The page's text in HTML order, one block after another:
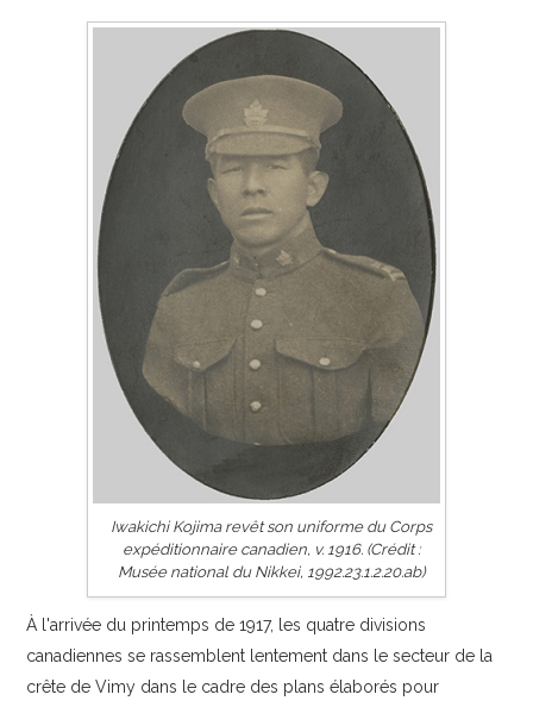
Iwakichi Kojima revêt son uniforme du Corps
expéditionnaire canadien, v. 1916. (Crédit :
Musée national du Nikkei, 1992.23.1.2.20.ab)
À l'arrivée du printemps de 1917, les quatre divisions
canadiennes se rassemblent lentement dans le secteur de la
crête de Vimy dans le cadre des plans élaborés pour